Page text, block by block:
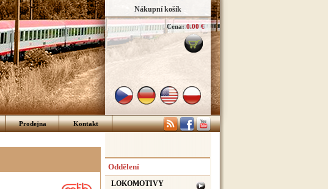
Nákupní košík
Cena: 0.00 €
Prodejna Kontakt
Oddělení
LOKOMOTIVY